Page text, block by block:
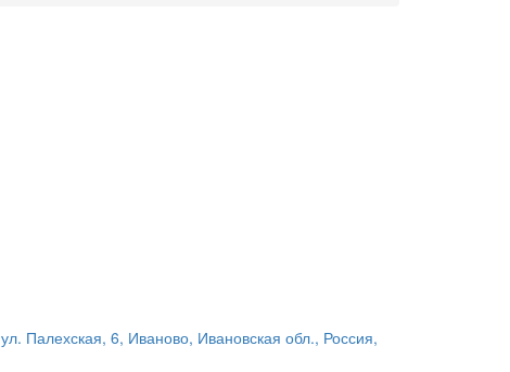
ул. Палехская, 6, Иваново, Ивановская обл., Россия,